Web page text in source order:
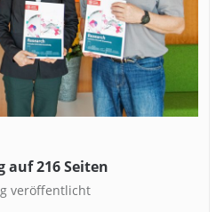
auf 216 Seiten
veröffentlicht